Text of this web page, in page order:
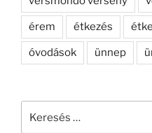
érem étkezés
óvodások ünnep